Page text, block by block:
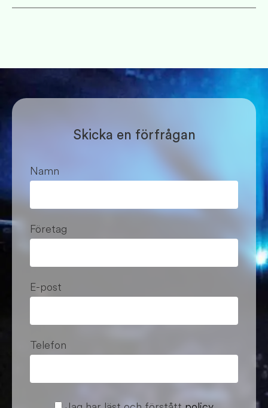
Skicka en förfrågan
Namn
Företag
E-post
Telefon